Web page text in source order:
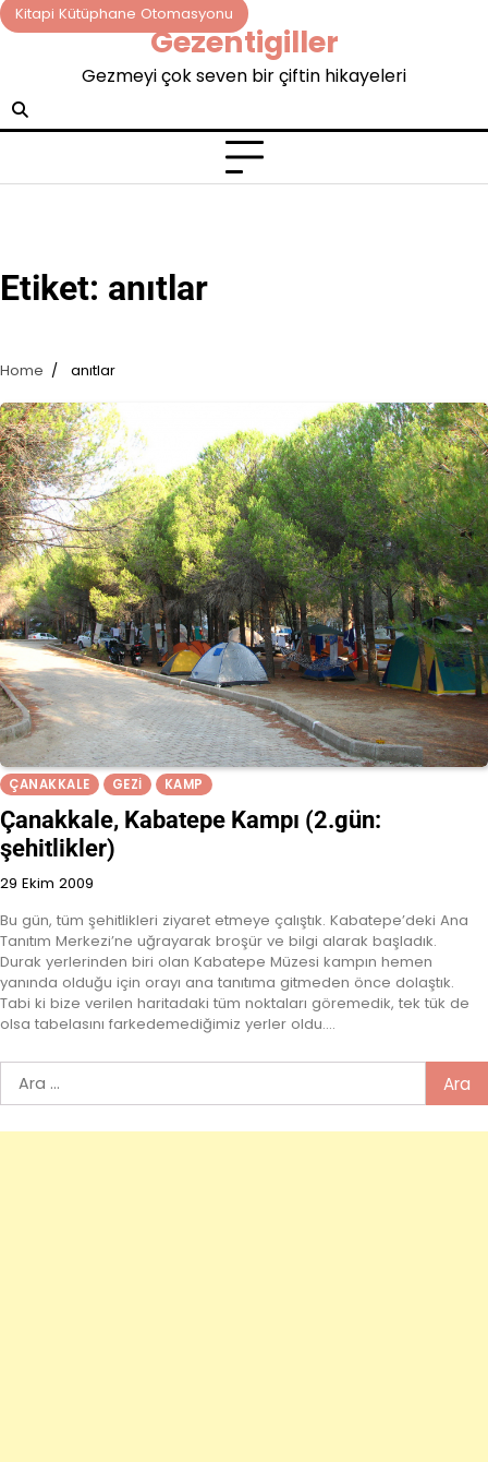
Skip
to
Kitapi Kütüphane Otomasyonu
Gezentigiller
Gezmeyi çok seven bir çiftin hikayeleri
Etiket: anıtlar
Home anıtlar
ÇANAKKALE GEZI KAMP
Çanakkale, Kabatepe Kampı (2.gün:
şehitlikler)
29 Ekim 2009
Bu gün, tüm şehitlikleri ziyaret etmeye çalıştık. Kabatepe’deki Ana
Tanıtım Merkezi’ne uğrayarak broşür ve bilgi alarak başladık.
Durak yerlerinden biri olan Kabatepe Müzesi kampın hemen
yanında olduğu için orayı ana tanıtıma gitmeden önce dolaştık.
Tabi ki bize verilen haritadaki tüm noktaları göremedik, tek tük de
olsa tabelasını farkedemediğimiz yerler oldu.…
Arama: